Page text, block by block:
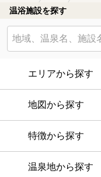
温浴施設を探す
エリアから探す
地図から探す
特徴から探す
温泉地から探す